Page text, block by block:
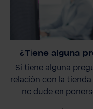
¿Tiene alguna
Si tiene alguna
relación con la tienda
no dude en